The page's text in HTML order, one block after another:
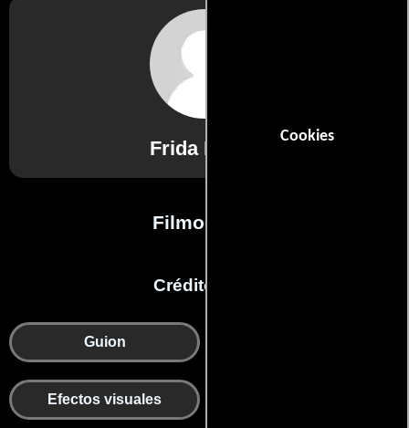
Cookies
Frida Lizine
Filmografía
Créditos en:
Guion
Efectos visuales